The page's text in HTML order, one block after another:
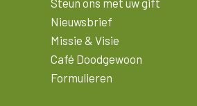
Nieuwsbrief
Missie & Visie
Café Doodgewoon
Formulieren